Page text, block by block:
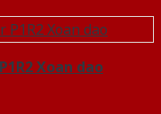
Xoan dao